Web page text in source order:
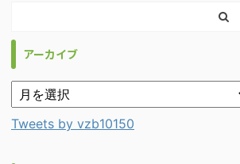
アーカイブ
Tweets by vzb10150